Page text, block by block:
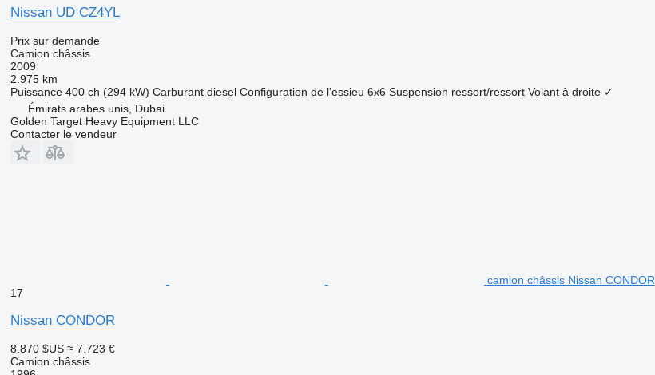
Nissan UD CZ4YL
Prix sur demande
Camion châssis
2009
2.975 km
Puissance 400 ch (294 kW) Carburant diesel Configuration de l'essieu 6x6 Suspension ressort/ressort Volant à droite ✓
Émirats arabes unis, Dubai
Golden Target Heavy Equipment LLC
Contacter le vendeur
camion châssis Nissan CONDOR
17
Nissan CONDOR
8.870 $US ≈ 7.723 €
Camion châssis